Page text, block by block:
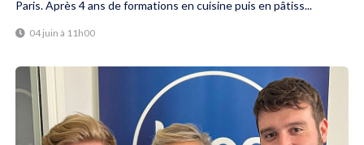
Paris. Après 4 ans de formations en cuisine puis en pâtiss...
04 juin à 11h00